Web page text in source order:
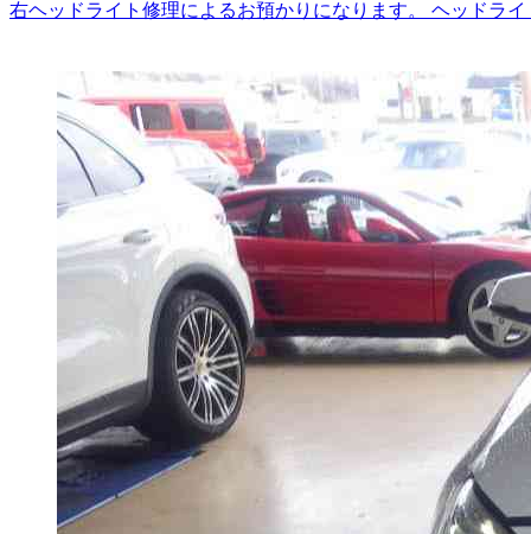
右ヘッドライト修理によるお預かりになります。 ヘッドラ